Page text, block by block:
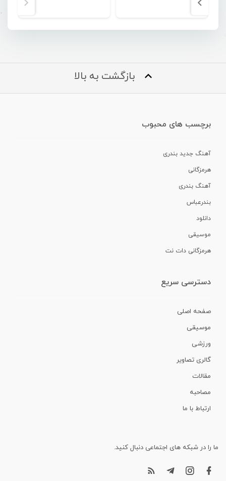
بازگشت به بالا
برچسب های محبوب
آهنگ جدید بندری
هرمزگانی
آهنگ بندری
بندرعباس
دانلود
موسیقی
هرمزگانی دات نت
دسترسی سریع
صفحه اصلی
موسیقی
ورزشی
گالری تصاویر
مقالات
مصاحبه
ارتباط با ما
ما را در شبکه های اجتماعی دنبال کنید.